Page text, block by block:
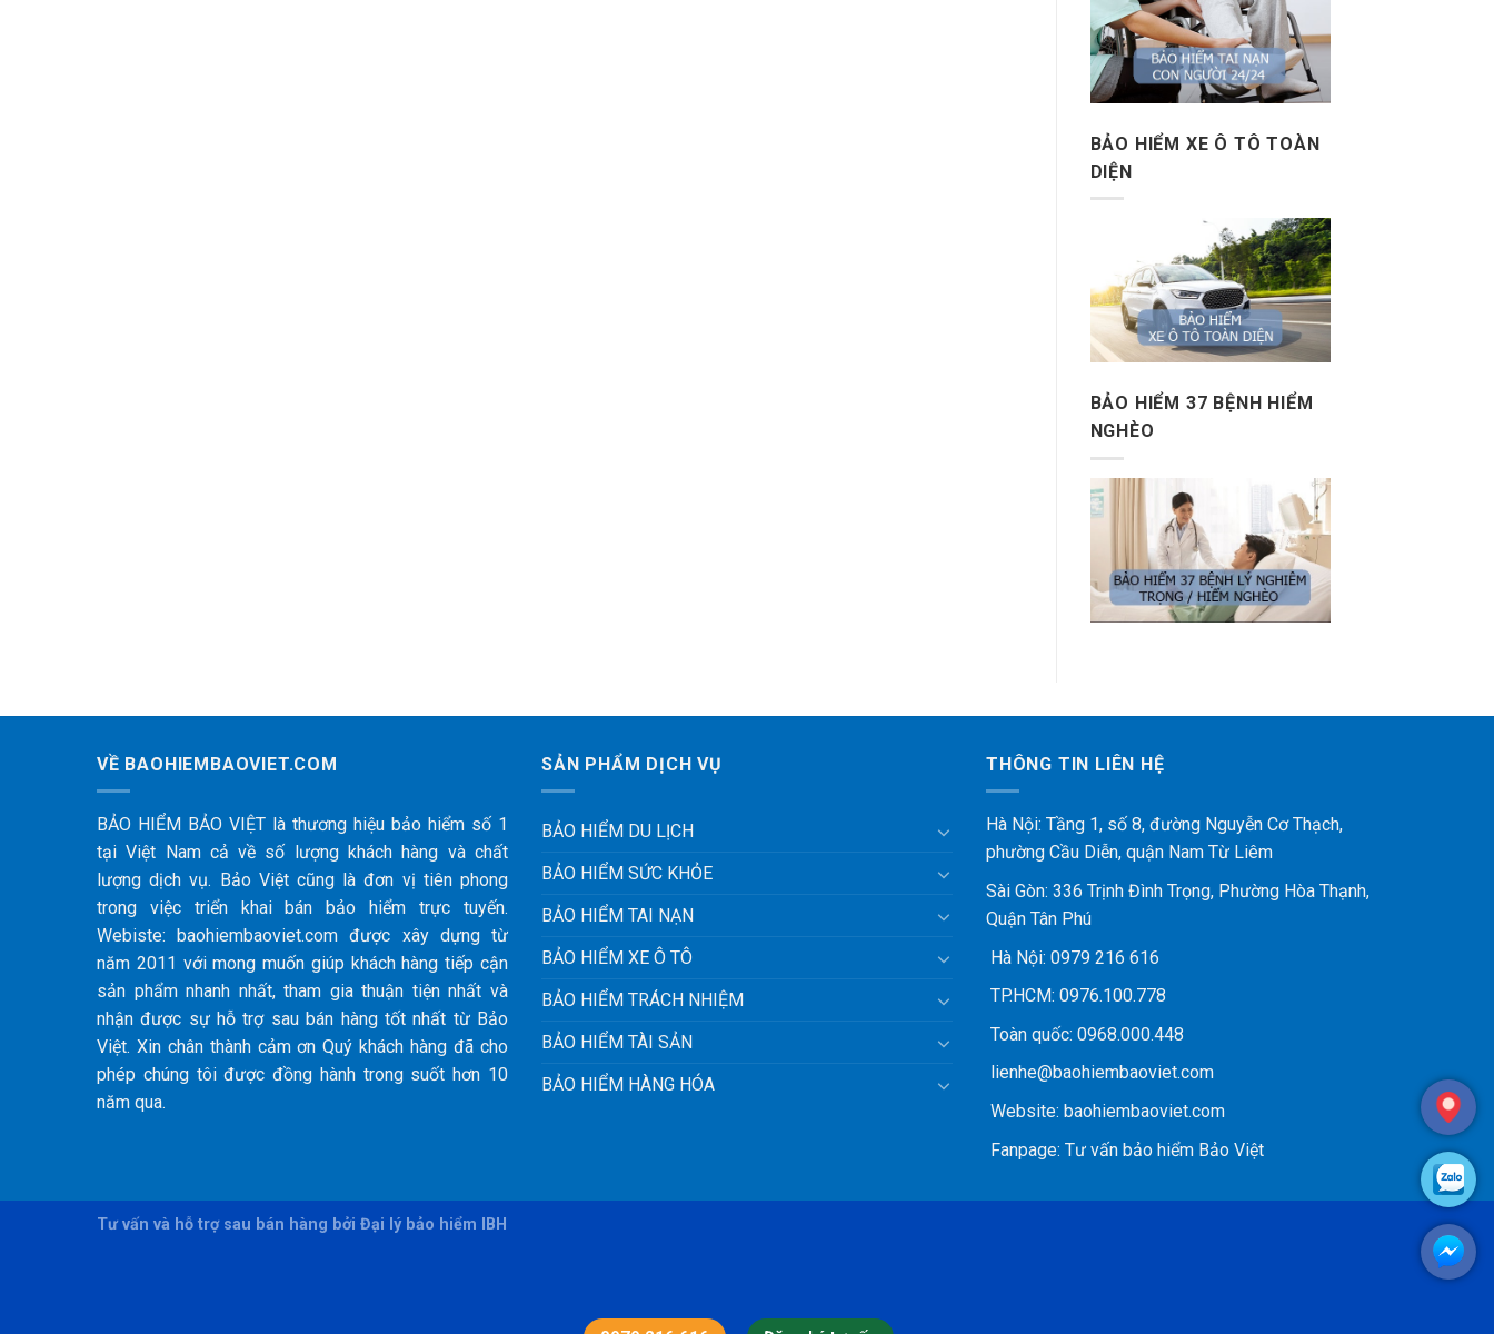
BẢO HIỂM XE Ô TÔ TOÀN
DIỆN
BẢO HIỂM 37 BỆNH HIỂM
NGHÈO
VỀ BAOHIEMBAOVIET.COM
BẢO HIỂM BẢO VIỆT là thương hiệu bảo hiểm số 1
tại Việt Nam cả về số lượng khách hàng và chất
lượng dịch vụ. Bảo Việt cũng là đơn vị tiên phong
trong việc triển khai bán bảo hiểm trực tuyến.
Webiste: baohiembaoviet.com được xây dựng từ
năm 2011 với mong muốn giúp khách hàng tiếp cận
sản phẩm nhanh nhất, tham gia thuận tiện nhất và
nhận được sự hỗ trợ sau bán hàng tốt nhất từ Bảo
Việt. Xin chân thành cảm ơn Quý khách hàng đã cho
phép chúng tôi được đồng hành trong suốt hơn 10
năm qua.
SẢN PHẨM DỊCH VỤ
BẢO HIỂM DU LỊCH
BẢO HIỂM SỨC KHỎE
BẢO HIỂM TAI NẠN
BẢO HIỂM XE Ô TÔ
BẢO HIỂM TRÁCH NHIỆM
BẢO HIỂM TÀI SẢN
BẢO HIỂM HÀNG HÓA
THÔNG TIN LIÊN HỆ
Hà Nội: Tầng 1, số 8, đường Nguyễn Cơ Thạch,
phường Cầu Diễn, quận Nam Từ Liêm
Sài Gòn: 336 Trịnh Đình Trọng, Phường Hòa Thạnh,
Quận Tân Phú
Hà Nội: 0979 216 616
TP.HCM: 0976.100.778
Toàn quốc: 0968.000.448
lienhe@baohiembaoviet.com
Website: baohiembaoviet.com
Fanpage: Tư vấn bảo hiểm Bảo Việt
Tư vấn và hỗ trợ sau bán hàng bởi Đại lý bảo hiểm IBH